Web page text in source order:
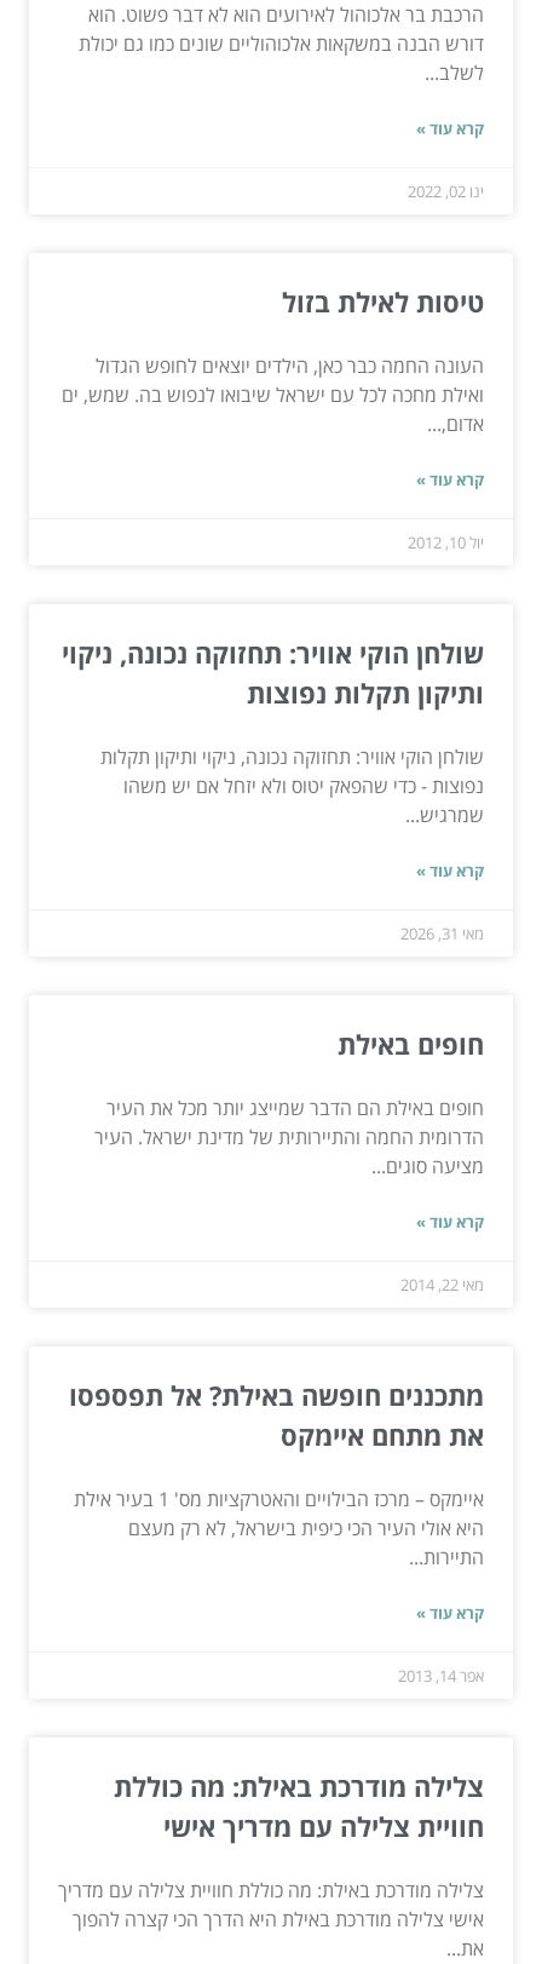
הרכבת בר אלכוהול לאירועים הוא לא דבר פשוט. הוא
דורש הבנה במשקאות אלכוהוליים שונים כמו גם יכולת
לשלב...
קרא עוד »
ינו 02, 2022
טיסות לאילת בזול
העונה החמה כבר כאן, הילדים יוצאים לחופש הגדול
ואילת מחכה לכל עם ישראל שיבואו לנפוש בה. שמש, ים
אדום,...
קרא עוד »
יול 10, 2012
שולחן הוקי אוויר: תחזוקה נכונה, ניקוי
ותיקון תקלות נפוצות
שולחן הוקי אוויר: תחזוקה נכונה, ניקוי ותיקון תקלות
נפוצות - כדי שהפאק יטוס ולא יזחל אם יש משהו
שמרגיש...
קרא עוד »
מאי 31, 2026
חופים באילת
חופים באילת הם הדבר שמייצג יותר מכל את העיר
הדרומית החמה והתיירותית של מדינת ישראל. העיר
מציעה סוגים...
קרא עוד »
מאי 22, 2014
מתכננים חופשה באילת? אל תפספסו
את מתחם איימקס
איימקס – מרכז הבילויים והאטרקציות מס' 1 בעיר אילת
היא אולי העיר הכי כיפית בישראל, לא רק מעצם
התיירות...
קרא עוד »
אפר 14, 2013
צלילה מודרכת באילת: מה כוללת
חוויית צלילה עם מדריך אישי
צלילה מודרכת באילת: מה כוללת חוויית צלילה עם מדריך
אישי צלילה מודרכת באילת היא הדרך הכי קצרה להפוך
את...